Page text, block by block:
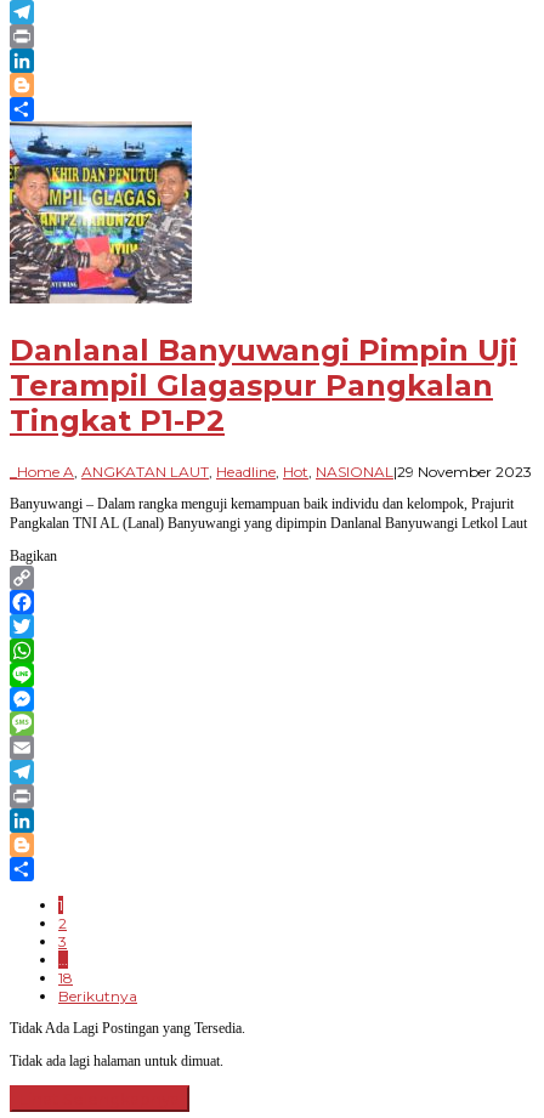
Email
Telegram
Print
LinkedIn
Blogger
Share
Danlanal Banyuwangi Pimpin Uji
Terampil Glagaspur Pangkalan
Tingkat P1-P2
_Home A ANGKATAN LAUT Headline Hot NASIONAL |29 November 2023
Banyuwangi – Dalam rangka menguji kemampuan baik individu dan kelompok, Prajurit
Pangkalan TNI AL (Lanal) Banyuwangi yang dipimpin Danlanal Banyuwangi Letkol Laut
Bagikan
Copy
Link
Facebook
Twitter
WhatsApp
Line
Messenger
Message
Email
Telegram
Print
LinkedIn
Blogger
1
2
3
18
Berikutnya
Tidak Ada Lagi Postingan yang Tersedia.
Tidak ada lagi halaman untuk dimuat.